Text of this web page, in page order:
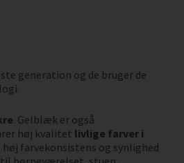
generation og de bruger de
. Gelblæk er også
høj kvalitet livlige farver i
farvekonsistens og synlighed